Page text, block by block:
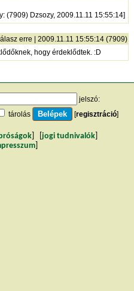
: (7909) Dzsozy, 2009.11.11 15:55:14]
erre | 2009.11.11 15:55:14 (7909)
hogy érdeklődtek. :D
jelszó:
tárolás
[regisztráció]
jogi tudnivalók
]